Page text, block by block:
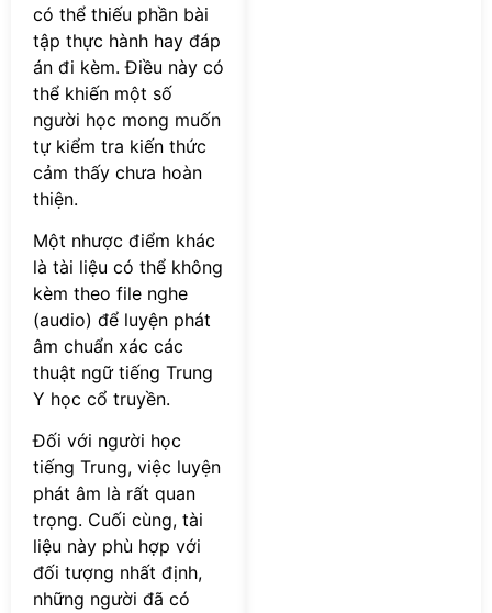
có thể thiếu phần bài
tập thực hành hay đáp
án đi kèm. Điều này có
thể khiến một số
người học mong muốn
tự kiểm tra kiến thức
cảm thấy chưa hoàn
thiện.
Một nhược điểm khác
là tài liệu có thể không
kèm theo file nghe
(audio) để luyện phát
âm chuẩn xác các
thuật ngữ tiếng Trung
Y học cổ truyền.
Đối với người học
tiếng Trung, việc luyện
phát âm là rất quan
trọng. Cuối cùng, tài
liệu này phù hợp với
đối tượng nhất định,
những người đã có